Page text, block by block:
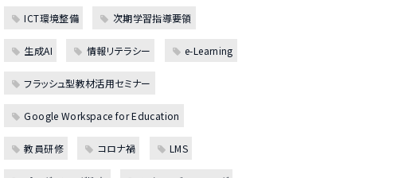
ICT環境整備 次期学習指導要領
生成AI 情報リテラシー e-Learning
フラッシュ型教材活用セミナー
Google Workspace for Education
教員研修 コロナ禍 LMS